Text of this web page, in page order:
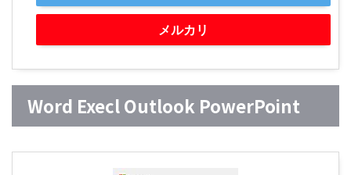
メルカリ
Word Execl Outlook PowerPoint